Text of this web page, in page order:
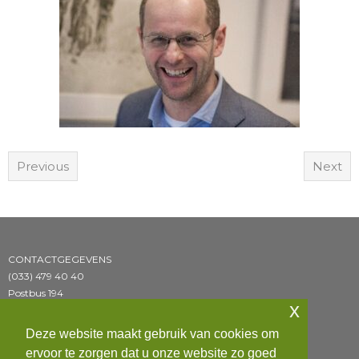
Previous Next
CONTACTGEGEVENS
(033) 479 40 40
Postbus 194
Deze website maakt gebruik van cookies om
ervoor te zorgen dat u onze website zo goed
x